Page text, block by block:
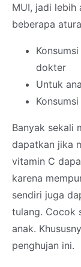
MUI, jadi lebih
beberapa
dokter
Untuk
Banyak sekali
dapatkan jika
vitamin C
karena
sendiri juga
tulang. Cocok
anak.
penghujan ini.